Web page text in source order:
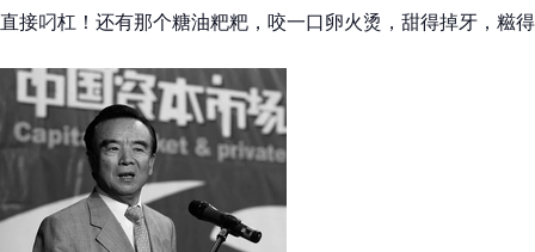
直接叼杠！还有那个糖油粑粑，咬一口卵火烫，甜得掉牙，糍